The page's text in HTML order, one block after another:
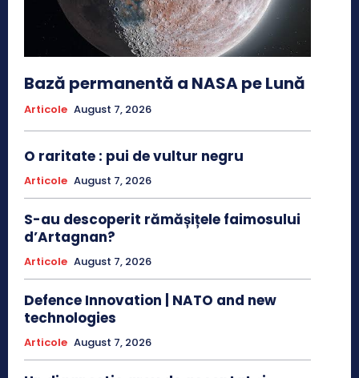
Bază permanentă a NASA pe Lună
Articole August 7, 2026
O raritate : pui de vultur negru
Articole August 7, 2026
S-au descoperit rămășițele faimosului
d’Artagnan?
Articole August 7, 2026
Defence Innovation | NATO and new
technologies
Articole August 7, 2026